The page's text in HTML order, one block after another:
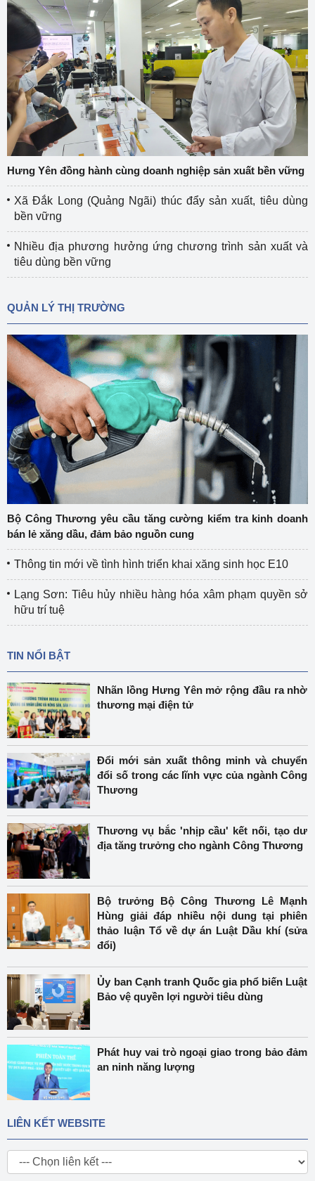
Hưng Yên đồng hành cùng doanh nghiệp sản xuất bền vững
Xã Đắk Long (Quảng Ngãi) thúc đẩy sản xuất, tiêu dùng
bền vững
Nhiều địa phương hưởng ứng chương trình sản xuất và
tiêu dùng bền vững
QUẢN LÝ THỊ TRƯỜNG
Bộ Công Thương yêu cầu tăng cường kiểm tra kinh doanh
bán lẻ xăng dầu, đảm bảo nguồn cung
Thông tin mới về tình hình triển khai xăng sinh học E10
Lạng Sơn: Tiêu hủy nhiều hàng hóa xâm phạm quyền sở
hữu trí tuệ
TIN NỔI BẬT
Nhãn lồng Hưng Yên mở rộng đầu ra nhờ
thương mại điện tử
Đổi mới sản xuất thông minh và chuyển
đổi số trong các lĩnh vực của ngành Công
Thương
Thương vụ bắc 'nhịp cầu' kết nối, tạo dư
địa tăng trưởng cho ngành Công Thương
Bộ trưởng Bộ Công Thương Lê Mạnh
Hùng giải đáp nhiều nội dung tại phiên
thảo luận Tổ về dự án Luật Dầu khí (sửa
đổi)
Ủy ban Cạnh tranh Quốc gia phổ biến Luật
Bảo vệ quyền lợi người tiêu dùng
Phát huy vai trò ngoại giao trong bảo đảm
an ninh năng lượng
LIÊN KẾT WEBSITE